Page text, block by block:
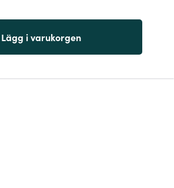
Lägg i varukorgen